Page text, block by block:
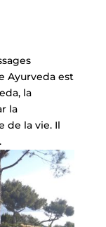
Ayurveda est
la
la
de la vie. Il